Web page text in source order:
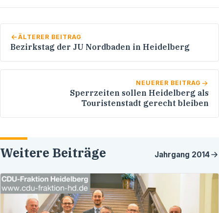
ÄLTERER BEITRAG
Bezirkstag der JU Nordbaden in Heidelberg
NEUERER BEITRAG
Sperrzeiten sollen Heidelberg als
Touristenstadt gerecht bleiben
Weitere Beiträge Jahrgang 2014